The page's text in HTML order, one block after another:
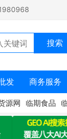
发 商务服务
源网 临期食品